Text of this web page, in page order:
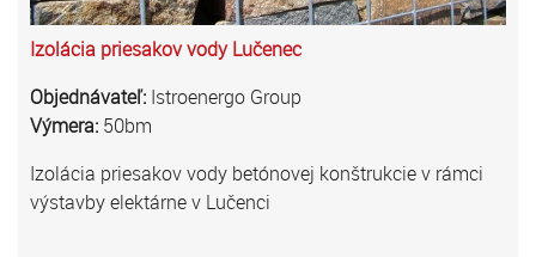
Izolácia priesakov vody Lučenec
Objednávateľ: Istroenergo Group
Výmera: 50bm
Izolácia priesakov vody betónovej konštrukcie v rámci
výstavby elektárne v Lučenci